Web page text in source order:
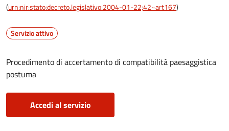
(urn:nir:stato:decreto.legislativo:2004-01-22;42~art167)
Servizio attivo
Procedimento di accertamento di compatibilità paesaggistica
postuma
Accedi al servizio